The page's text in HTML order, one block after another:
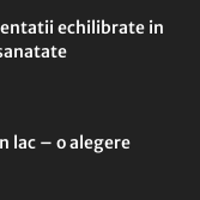
echilibrate in
lac – o alegere